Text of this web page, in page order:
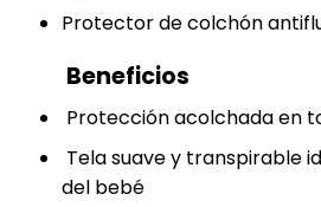
Protector de colchón
Beneficios
Protección acolchada en
Tela suave y transpirable
del bebé